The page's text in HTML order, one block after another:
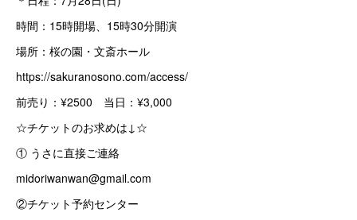
時間：15時開場、15時30分開演
場所：桜の園・文斎ホール
https://sakuranosono.com/access/
前売り：¥2500 当日：¥3,000
☆チケットのお求めは↓☆
① うさに直接ご連絡
midoriwanwan@gmail.com
②チケット予約センター